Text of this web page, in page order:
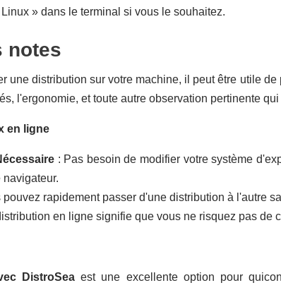
» dans le terminal si vous le souhaitez.
notes
une distribution sur votre machine, il peut être utile
l'ergonomie, et toute autre observation pertinente
en ligne
: Pas besoin de modifier votre système
pouvez rapidement passer d'une distribution à l'autre
en ligne signifie que vous ne risquez pas de
DistroSeaest une excellente option pour